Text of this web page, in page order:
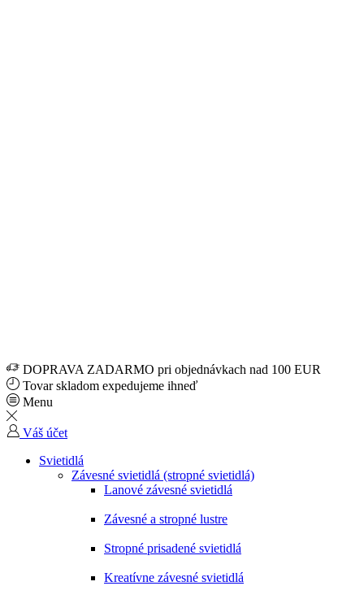
DOPRAVA ZADARMO pri objednávkach nad 100 EUR
Tovar skladom expedujeme ihneď
Menu
Váš účet
Svietidlá
Závesné svietidlá (stropné svietidlá)
Lanové závesné svietidlá
Závesné a stropné lustre
Stropné prisadené svietidlá
Kreatívne závesné svietidlá